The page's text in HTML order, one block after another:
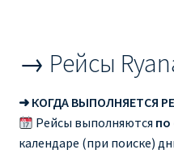
→ Рейсы
➜ КОГДА ВЫПОЛНЯЕТСЯ
Рейсы выполняются по
календаре (при поиске)